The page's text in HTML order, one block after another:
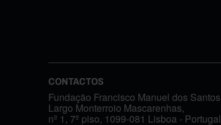
CONTACTOS
Fundação Francisco Manuel dos Santos
Largo Monterroio Mascarenhas,
nº 1, 7º piso, 1099-081 Lisboa - Portugal